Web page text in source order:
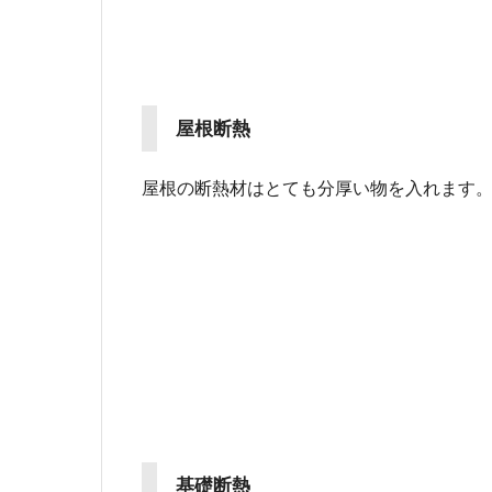
屋根断熱
屋根の断熱材はとても分厚い物を入れます。
基礎断熱